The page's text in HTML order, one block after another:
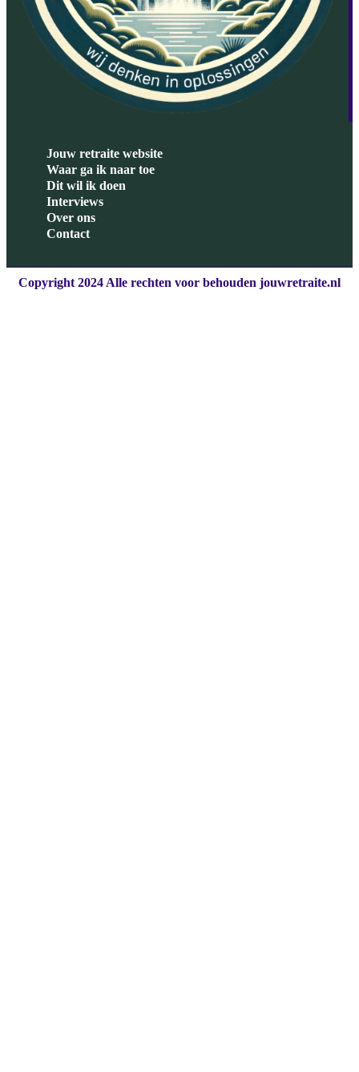
Jouw retraite website
Waar ga ik naar toe
Dit wil ik doen
Interviews
Over ons
Contact
Copyright 2024 Alle rechten voor behouden jouwretraite.nl